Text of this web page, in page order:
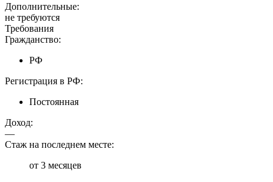
Дополнительные:
не требуются
Требования
Гражданство:
РФ
Регистрация в РФ:
Постоянная
Доход:
—
Стаж на последнем месте:
от 3 месяцев